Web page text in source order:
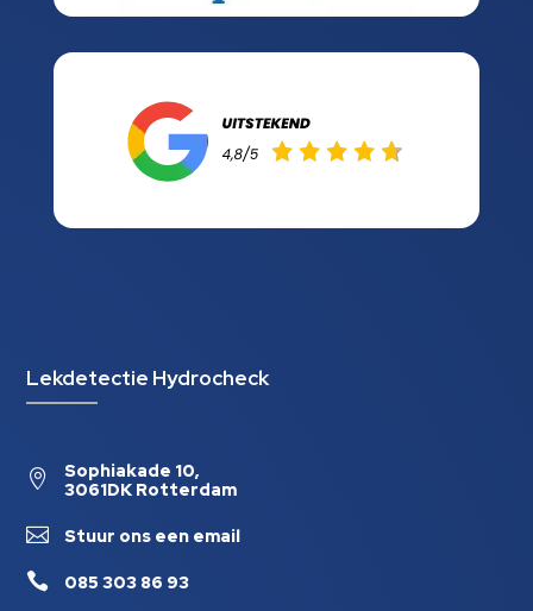
Lekdetectie Hydrocheck

Sophiakade 10,
3061DK Rotterdam
 Stuur ons een email
 085 303 86 93